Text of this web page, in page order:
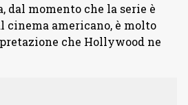
dal momento che la serie è
cinema americano, è molto
che Hollywood ne